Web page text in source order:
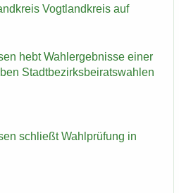
Vogt­land­kreis auf
hebt Wahl­er­geb­nis­se einer
Stadt­be­zirks­bei­rats­wah­len
schließt Wahl­prü­fung in